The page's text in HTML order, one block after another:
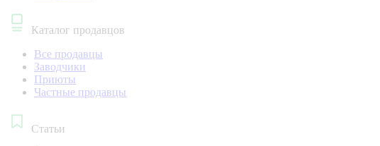
Каталог продавцов
Все продавцы
Заводчики
Приюты
Частные продавцы
Статьи